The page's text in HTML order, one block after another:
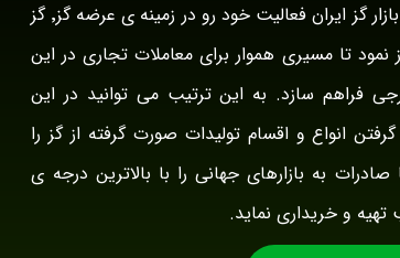
بازرگانی گز آراد در سال ۱۳۹۴ با نام بازار گز ایران فعالیت خود رو در زمینه ی عرضه گز٬ گز
آغاز نمود تا مسیری هموار برای معاملات تجاری در این
فراهم سازد. به این ترتیب می توانید در این
انواع و اقسام تولیدات صورت گرفته از گز را
به بازارهای جهانی را با بالاترین درجه ی
و خریداری نماید.